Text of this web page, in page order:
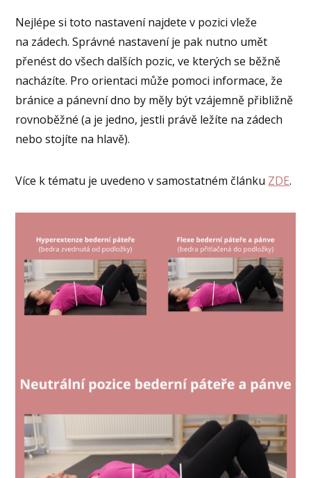
Nejlépe si toto nastavení najdete v pozici vleže
na zádech. Správné nastavení je pak nutno umět
přenést do všech dalších pozic, ve kterých se běžně
nacházíte. Pro orientaci může pomoci informace, že
bránice a pánevní dno by měly být vzájemně přibližně
rovnoběžné (a je jedno, jestli právě ležíte na zádech
nebo stojíte na hlavě).
Více k tématu je uvedeno v samostatném článku ZDE.